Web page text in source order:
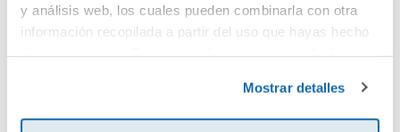
y análisis web, los cuales pueden combinarla con otra
información recopilada a partir del uso que hayas hecho
Mostrar detalles